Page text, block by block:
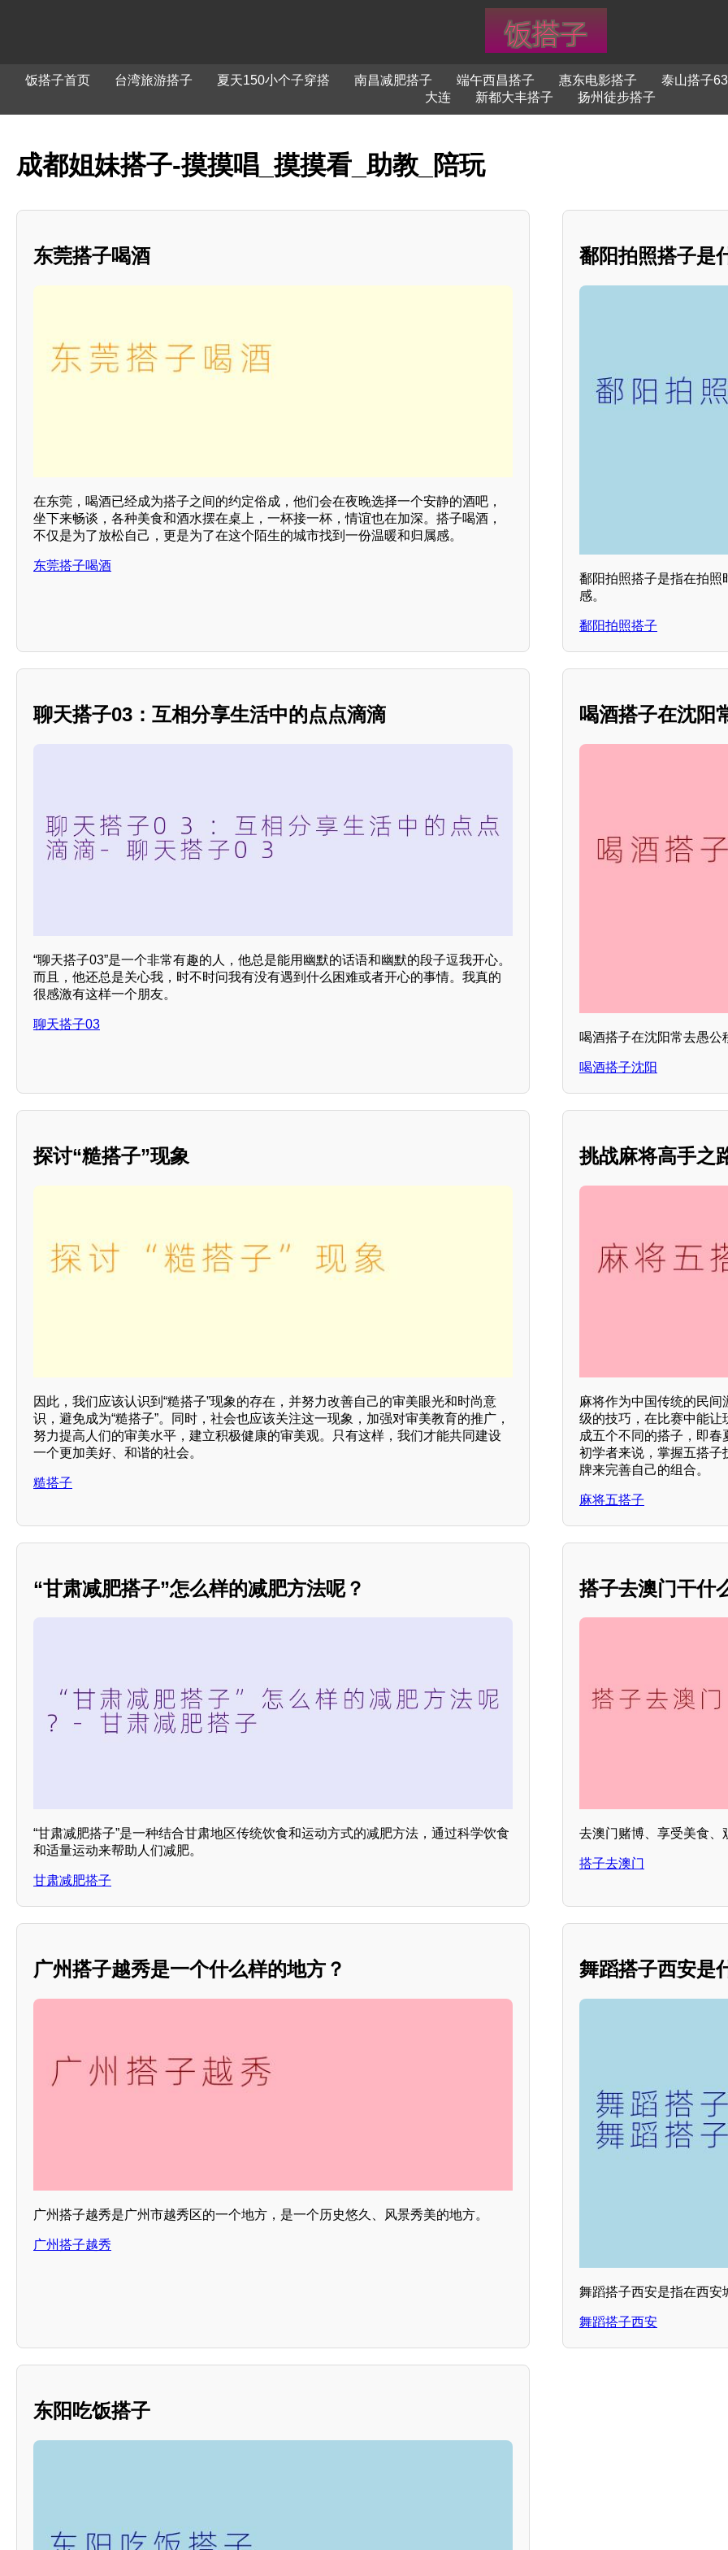
饭搭子首页 台湾旅游搭子 夏天150小个子穿搭 南昌减肥搭子 端午西昌搭子 惠东电影搭子
泰山搭子
大连
新都大丰搭子 扬州徒步搭子
成都姐妹搭子-摸摸唱_摸摸看_助教_陪玩
东莞搭子喝酒
在东莞，喝酒已经成为搭子之间的约定俗成，他们会在夜晚选择一个安静的酒吧，
坐下来畅谈，各种美食和酒水摆在桌上，一杯接一杯，情谊也在加深。搭子喝酒，
不仅是为了放松自己，更是为了在这个陌生的城市找到一份温暖和归属感。
东莞搭子喝酒
鄱阳拍照搭子是
鄱阳拍照搭子是指在拍照
感。
鄱阳拍照搭子
聊天搭子03：互相分享生活中的点点滴滴
“聊天搭子03”是一个非常有趣的人，他总是能用幽默的话语和幽默的段子逗我开心。
而且，他还总是关心我，时不时问我有没有遇到什么困难或者开心的事情。我真的
很感激有这样一个朋友。
聊天搭子03
喝酒搭子在沈阳
喝酒搭子在沈阳常去愚
喝酒搭子沈阳
探讨“糙搭子”现象
因此，我们应该认识到“糙搭子”现象的存在，并努力改善自己的审美眼光和时尚意
识，避免成为“糙搭子”。同时，社会也应该关注这一现象，加强对审美教育的推广，
努力提高人们的审美水平，建立积极健康的审美观。只有这样，我们才能共同建设
一个更加美好、和谐的社会。
糙搭子
挑战麻将高手
麻将作为中国传统的民
级的技巧，在比赛中能让
成五个不同的搭子，即
初学者来说，掌握五搭子
牌来完善自己的组合。
麻将五搭子
“甘肃减肥搭子”怎么样的减肥方法呢？
“甘肃减肥搭子”是一种结合甘肃地区传统饮食和运动方式的减肥方法，通过科学饮食
和适量运动来帮助人们减肥。
甘肃减肥搭子
搭子去澳门干什
去澳门赌博、享受美食、
搭子去澳门
广州搭子越秀是一个什么样的地方？
广州搭子越秀是广州市越秀区的一个地方，是一个历史悠久、风景秀美的地方。
广州搭子越秀
舞蹈搭子西安是
舞蹈搭子西安是指在西安
舞蹈搭子西安
东阳吃饭搭子